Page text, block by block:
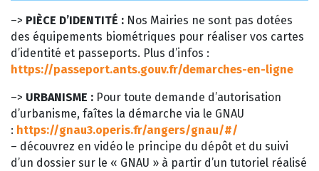
–> PIÈCE D’IDENTITÉ : Nos Mairies ne sont pas dotées
des équipements biométriques pour réaliser vos cartes
d’identité et passeports. Plus d’infos :
https://passeport.ants.gouv.fr/demarches-en-ligne
–> URBANISME : Pour toute demande d’autorisation
d’urbanisme, faîtes la démarche via le GNAU
: https://gnau3.operis.fr/angers/gnau/#/
– découvrez en vidéo le principe du dépôt et du suivi
d’un dossier sur le « GNAU » à partir d’un tutoriel réalisé